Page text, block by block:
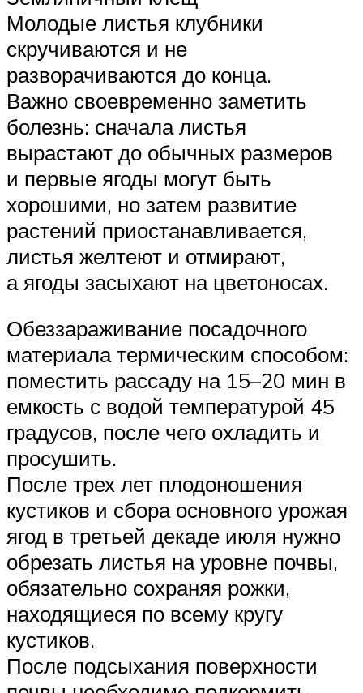
Молодые листья клубники
скручиваются и не
разворачиваются до конца.
Важно своевременно заметить
болезнь: сначала листья
вырастают до обычных размеров
и первые ягоды могут быть
хорошими, но затем развитие
растений приостанавливается,
листья желтеют и отмирают,
а ягоды засыхают на цветоносах.
Обеззараживание посадочного
материала термическим способом:
поместить рассаду на 15–20 мин в
емкость с водой температурой 45
градусов, после чего охладить и
просушить.
После трех лет плодоношения
кустиков и сбора основного урожая
ягод в третьей декаде июля нужно
обрезать листья на уровне почвы,
обязательно сохраняя рожки,
находящиеся по всему кругу
кустиков.
После подсыхания поверхности